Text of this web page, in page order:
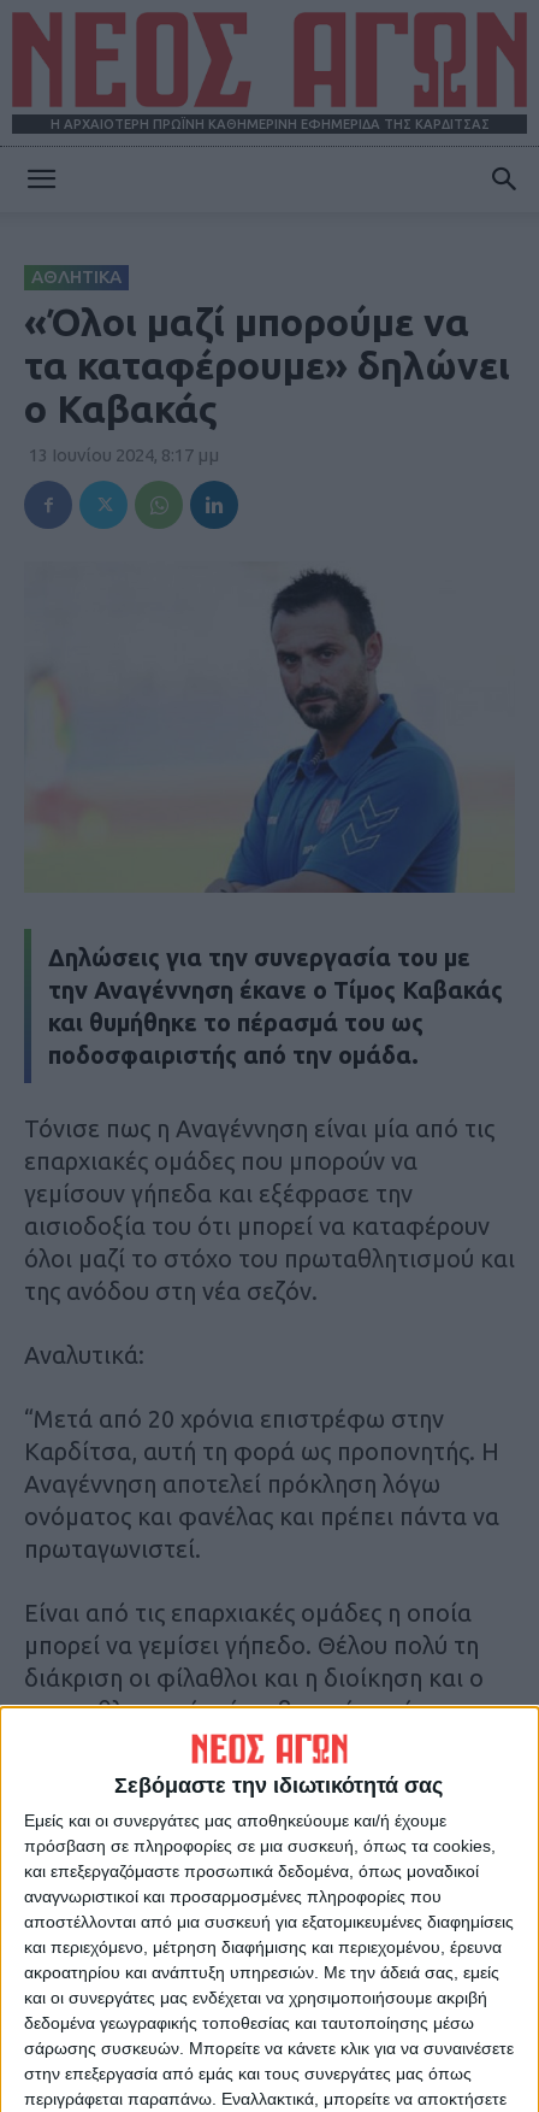
Σεβόμαστε την ιδιωτικότητά σας
Εμείς και οι συνεργάτες μας αποθηκεύουμε και/ή έχουμε
πρόσβαση σε πληροφορίες σε μια συσκευή, όπως τα cookies,
και επεξεργαζόμαστε προσωπικά δεδομένα, όπως μοναδικοί
αναγνωριστικοί και προσαρμοσμένες πληροφορίες που
αποστέλλονται από μια συσκευή για εξατομικευμένες διαφημίσεις
και περιεχόμενο, μέτρηση διαφήμισης και περιεχομένου, έρευνα
ακροατηρίου και ανάπτυξη υπηρεσιών. Με την άδειά σας, εμείς
και οι συνεργάτες μας ενδέχεται να χρησιμοποιήσουμε ακριβή
δεδομένα γεωγραφικής τοποθεσίας και ταυτοποίησης μέσω
σάρωσης συσκευών. Μπορείτε να κάνετε κλικ για να συναινέσετε
στην επεξεργασία από εμάς και τους συνεργάτες μας όπως
περιγράφεται παραπάνω. Εναλλακτικά, μπορείτε να αποκτήσετε
Η ΑΡΧΑΙΟΤΕΡΗ ΠΡΩΪΝΗ ΚΑΘΗΜΕΡΙΝΗ ΕΦΗΜΕΡΙΔΑ ΤΗΣ ΚΑΡΔΙΤΣΑΣ
ΑΘΛΗΤΙΚΑ
«Όλοι μαζί μπορούμε να
τα καταφέρουμε» δηλώνει
ο Καβακάς
13 Ιουνίου 2024, 8:17 μμ
Δηλώσεις για την συνεργασία του με
την Αναγέννηση έκανε ο Τίμος Καβακάς
και θυμήθηκε το πέρασμά του ως
ποδοσφαιριστής από την ομάδα.
Τόνισε πως η Αναγέννηση είναι μία από τις
επαρχιακές ομάδες που μπορούν να
γεμίσουν γήπεδα και εξέφρασε την
αισιοδοξία του ότι μπορεί να καταφέρουν
όλοι μαζί το στόχο του πρωταθλητισμού και
της ανόδου στη νέα σεζόν.
Αναλυτικά:
“Μετά από 20 χρόνια επιστρέφω στην
Καρδίτσα, αυτή τη φορά ως προπονητής. Η
Αναγέννηση αποτελεί πρόκληση λόγω
ονόματος και φανέλας και πρέπει πάντα να
πρωταγωνιστεί.
Είναι από τις επαρχιακές ομάδες η οποία
μπορεί να γεμίσει γήπεδο. Θέλου πολύ τη
διάκριση οι φίλαθλοι και η διοίκηση και ο
πρωταθλητισμός είναι βασικός στόχος.
Όλοι μαζί μπορούμε να τα καταφέρουμε”.
Τελευταίες Ειδήσεις Σήμερα
Ακολούθησε την εφημερίδα ΝΕΟΣ
ΑΓΩΝ στο Google News!
Όλες οι εξελίξεις στην περιοχή της
Καρδίτσας και ευρύτερα της Θεσσαλίας
ΠΡΟΗΓΟΥΜΕΝΟ ΑΡΘΡΟ ΕΠΟΜΕΝΟ ΑΡΘΡΟ